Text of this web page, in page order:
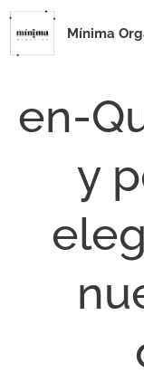
Mínima
en-
y